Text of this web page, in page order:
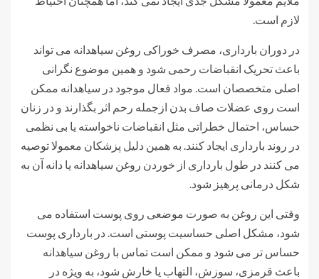
لازم است.
در دوران بارداری، مصرف خوراکی روغن سیاهدانه می تواند
باعث تحریک انقباضات رحمی شود و همین موضوع نگرانی
اصلی متخصصان است. مواد فعال موجود در سیاهدانه ممکن
است روی عضلات صاف بدن ازجمله رحم اثر بگذارند و در زنان
حساس، احتمال خطراتی مثل انقباضات ناخواسته یا بی نظمی
در روند بارداری ایجاد کنند. به همین دلیل پزشکان معمولا توصیه
می کنند در طول بارداری از خوردن روغن سیاهدانه یا دانه آن به
شکل درمانی پرهیز شود.
وقتی این روغن به صورت موضعی روی پوست استفاده می
شود، مشکل اصلی حساسیت پوستی است. در بارداری پوست
حساس تر می شود و ممکن است تماس با روغن سیاهدانه
باعث قرمزی، سوزش، التهاب یا خارش شود، به ویژه در